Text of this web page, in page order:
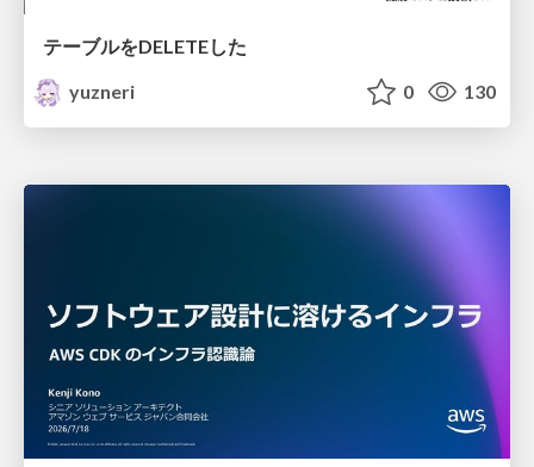
テーブルをDELETEした
yuzneri
0 130